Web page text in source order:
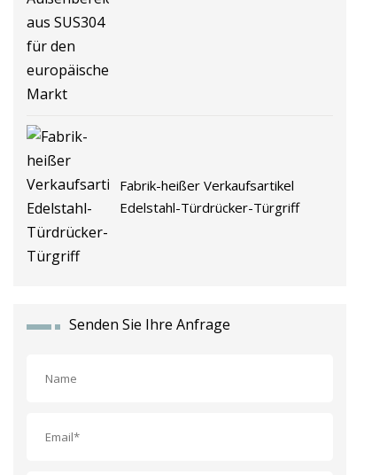
Fabrik-heißer Verkaufsartikel
Edelstahl-Türdrücker-Türgriff
Senden Sie Ihre Anfrage